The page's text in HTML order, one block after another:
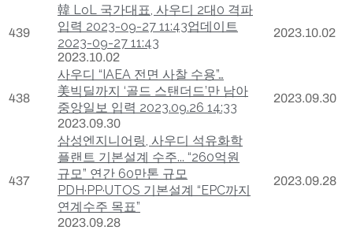
439
韓 LoL 국가대표, 사우디 2대0 격파
입력 2023-09-27 11:43업데이트
2023-09-27 11:43
2023.10.02
2023.10.02
438
사우디 “IAEA 전면 사찰 수용”…
美빅딜까지 ‘골드 스탠더드’만 남아
중앙일보 입력 2023.09.26 14:33
2023.09.30
2023.09.30
437
삼성엔지니어링, 사우디 석유화학
플랜트 기본설계 수주... “260억원
규모” 연간 60만톤 규모
PDH·PP·UTOS 기본설계 “EPC까지
연계수주 목표”
2023.09.28
2023.09.28